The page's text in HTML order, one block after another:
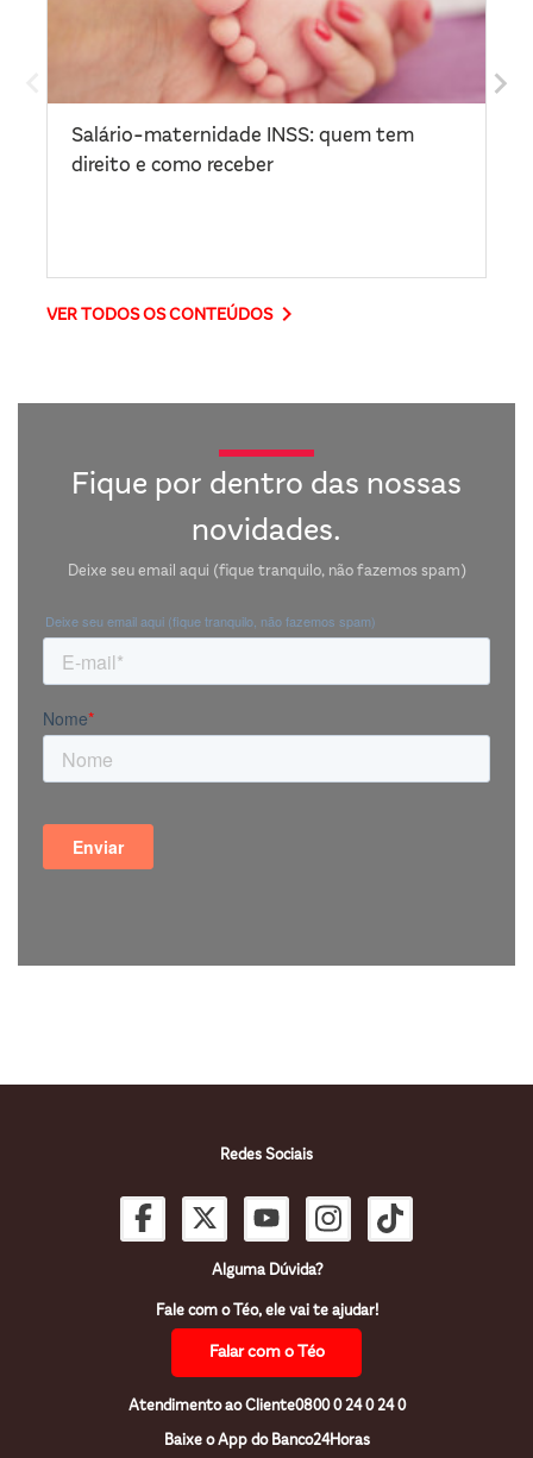
Salário-maternidade INSS: quem tem
direito e como receber
VER TODOS OS CONTEÚDOSkeyboard_arrow_right
Fique por dentro das nossas
novidades.
Deixe seu email aqui (fique tranquilo, não fazemos spam)
Redes Sociais
Alguma Dúvida?
Fale com o Téo, ele vai te ajudar!
Falar com o Téo
Atendimento ao Cliente0800 0 24 0 24 0
Baixe o App do Banco24Horas